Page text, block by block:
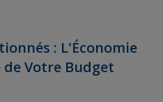
: L'Économie
Votre Budget